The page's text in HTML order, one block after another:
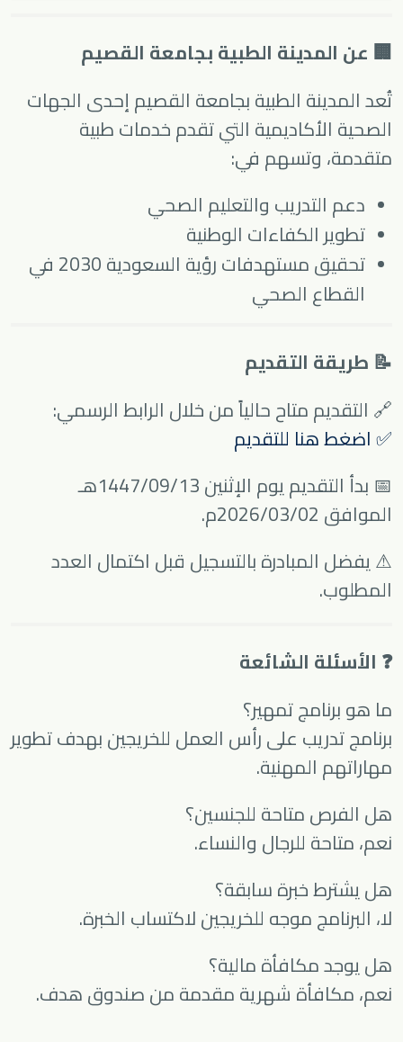
🏢 عن المدينة الطبية بجامعة القصيم
تُعد المدينة الطبية بجامعة القصيم إحدى الجهات
الصحية الأكاديمية التي تقدم خدمات طبية
متقدمة، وتسهم في:
دعم التدريب والتعليم الصحي
تطوير الكفاءات الوطنية
تحقيق مستهدفات رؤية السعودية 2030 في
القطاع الصحي
📝 طريقة التقديم
🔗 التقديم متاح حالياً من خلال الرابط الرسمي:
✅ اضغط هنا للتقديم
📅 بدأ التقديم يوم الإثنين 1447/09/13هـ
الموافق 2026/03/02م.
⚠ يفضل المبادرة بالتسجيل قبل اكتمال العدد
المطلوب.
❓ الأسئلة الشائعة
ما هو برنامج تمهير؟
برنامج تدريب على رأس العمل للخريجين بهدف تطوير
مهاراتهم المهنية.
هل الفرص متاحة للجنسين؟
نعم، متاحة للرجال والنساء.
هل يشترط خبرة سابقة؟
لا، البرنامج موجه للخريجين لاكتساب الخبرة.
هل يوجد مكافأة مالية؟
نعم، مكافأة شهرية مقدمة من صندوق هدف.